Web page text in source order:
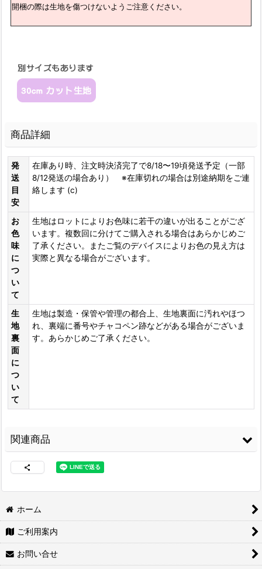
開梱の際は生地を傷つけないようご注意ください。
商品詳細
発
送
目
安
在庫あり時、注文時決済完了で8/18〜19頃発送予定（一部
8/12発送の場合あり） ※在庫切れの場合は別途納期をご連
絡します (c)
お
色
味
に
つ
い
て
生地はロットによりお色味に若干の違いが出ることがござ
います。複数回に分けてご購入される場合はあらかじめご
了承ください。またご覧のデバイスによりお色の見え方は
実際と異なる場合がございます。
生
地
裏
面
に
つ
い
て
生地は製造・保管や管理の都合上、生地裏面に汚れやほつ
れ、裏端に番号やチャコペン跡などがある場合がございま
す。あらかじめご了承ください。
関連商品
両面接着シート [WS-
100]
3M スプレーのり
コニシ ボンド Gクリ
ホーム
ご利用案内
お問い合せ